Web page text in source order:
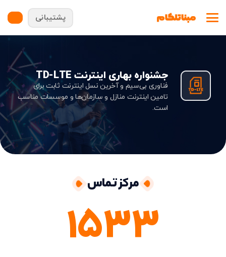
پشتیبانی
جشنواره بهاری اینترنت TD-LTE
فناوری بی‌سیم و آخرین نسل اینترنت ثابت برای
تامین اینترنت منازل و سازمان‌ها و موسسات مناسب
است.
مرکز تماس
1533